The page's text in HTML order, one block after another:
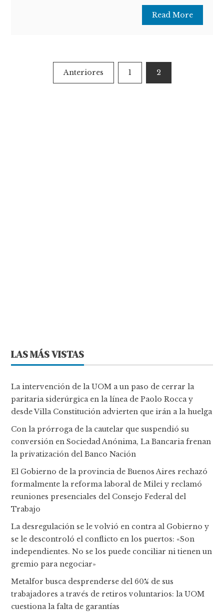
Read More
Paginación
Anteriores 1 2
LAS MÁS VISTAS
La intervención de la UOM a un paso de cerrar la
paritaria siderúrgica en la línea de Paolo Rocca y
desde Villa Constitución advierten que irán a la huelga
Con la prórroga de la cautelar que suspendió su
conversión en Sociedad Anónima, La Bancaria frenan
la privatización del Banco Nación
El Gobierno de la provincia de Buenos Aires rechazó
formalmente la reforma laboral de Milei y reclamó
reuniones presenciales del Consejo Federal del
Trabajo
La desregulación se le volvió en contra al Gobierno y
se le descontroló el conflicto en los puertos: «Son
independientes. No se los puede conciliar ni tienen un
gremio para negociar»
Metalfor busca desprenderse del 60% de sus
trabajadores a través de retiros voluntarios: la UOM
cuestiona la falta de garantías